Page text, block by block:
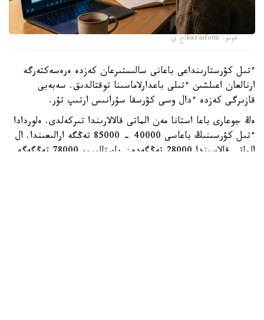
فوتو: kazinform/ج ي
ءتىل كۋرستارىنداعى باعانى سالىستىرعان كەزدە ەرەسەكتەرگە
ارنالعان اعىلشىن ءتىلى باعدارلاماسىنا توقتالدىق. سەبەبى
قازىرگى كەزدە ءدال وسى كۋرسقا سۇرانىس ارتىپ تۇر.
ەڭ جوعارى باعا استانا مەن الماتى قالالارىندا تىركەلدى. ەلوردادا
ءتىل كۋرسىنىڭ باعاسى 40000 - 85000 تەڭگە ارالىعىندا. ال
الماتى قالاسىندا 28000 تەڭگەدەن باستالىپ، 78000 تەڭگەگە